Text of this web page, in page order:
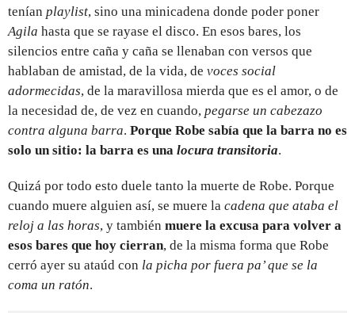
tenían playlist, sino una minicadena donde poder poner
Agila hasta que se rayase el disco. En esos bares, los
silencios entre caña y caña se llenaban con versos que
hablaban de amistad, de la vida, de voces social
adormecidas, de la maravillosa mierda que es el amor, o de
la necesidad de, de vez en cuando, pegarse un cabezazo
contra alguna barra. Porque Robe sabía que la barra no es
solo un sitio: la barra es una locura transitoria.
Quizá por todo esto duele tanto la muerte de Robe. Porque
cuando muere alguien así, se muere la cadena que ataba el
reloj a las horas, y también muere la excusa para volver a
esos bares que hoy cierran, de la misma forma que Robe
cerró ayer su ataúd con la picha por fuera pa’ que se la
coma un ratón.